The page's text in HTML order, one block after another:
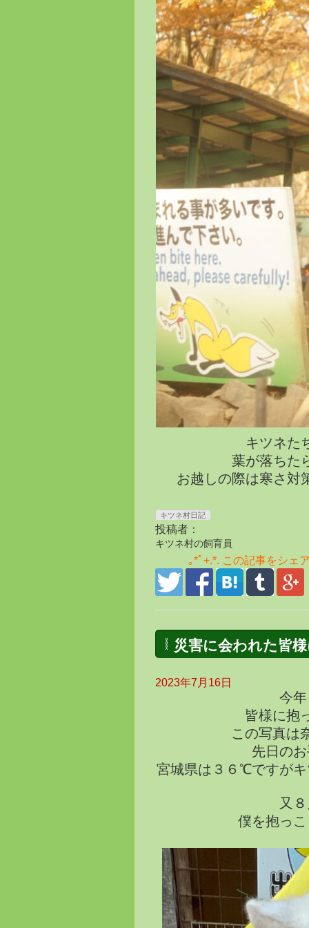
キツネた
葉が落ちた
お越しの際は寒さ対
キツネ村日記
投稿者：
キツネ村の飼育員
｡*ﾟ+.*. この記事をシェア
災害に会われた皆
2023年7月16日
今
皆様に抱
この写真は
先日の
宮城県は３６℃ですが
又
僕を抱っ